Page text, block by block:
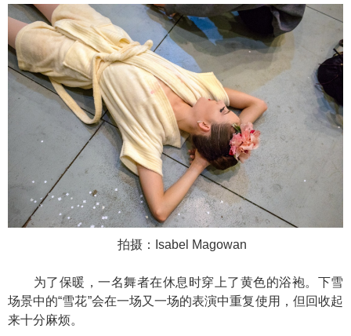
拍摄：Isabel Magowan
为了保暖，一名舞者在休息时穿上了黄色的浴袍。下雪
场景中的“雪花”会在一场又一场的表演中重复使用，但回收起
来十分麻烦。